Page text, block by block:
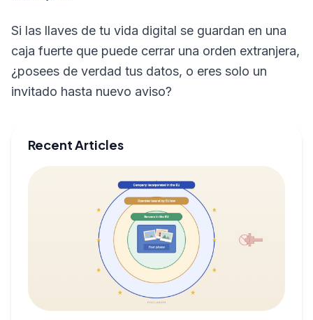
Si las llaves de tu vida digital se guardan en una
caja fuerte que puede cerrar una orden extranjera,
¿posees de verdad tus datos, o eres solo un
invitado hasta nuevo aviso?
Recent Articles